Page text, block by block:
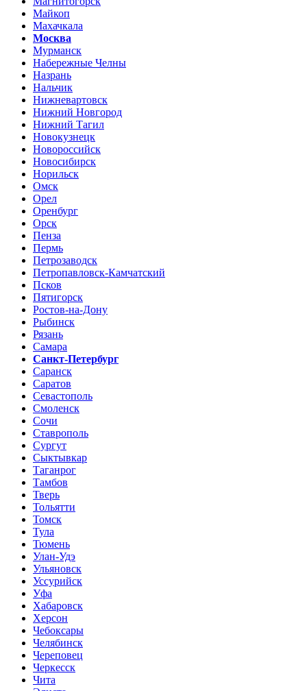
Майкоп
Махачкала
Москва
Мурманск
Набережные Челны
Назрань
Нальчик
Нижневартовск
Нижний Новгород
Нижний Тагил
Новокузнецк
Новороссийск
Новосибирск
Норильск
Омск
Орел
Оренбург
Орск
Пенза
Пермь
Петрозаводск
Петропавловск-Камчатский
Псков
Пятигорск
Ростов-на-Дону
Рыбинск
Рязань
Самара
Санкт-Петербург
Саранск
Саратов
Севастополь
Смоленск
Сочи
Ставрополь
Сургут
Сыктывкар
Таганрог
Тамбов
Тверь
Тольятти
Томск
Тула
Тюмень
Улан-Удэ
Ульяновск
Уссурийск
Уфа
Хабаровск
Херсон
Чебоксары
Челябинск
Череповец
Черкесск
Чита